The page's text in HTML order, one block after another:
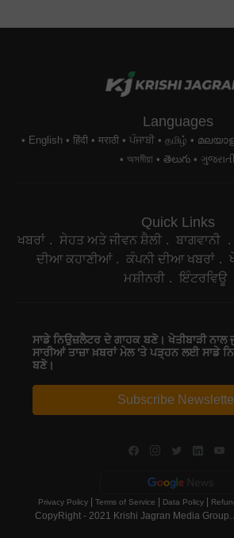
Languages
English हिंदी मराठी ਪੰਜਾਬੀ தமிழ்
অসমীয়া
తెలుగు ગુજરાતી
Quick Links
ਖਬਰਾਂ ਸੇਹਤ ਅਤੇ ਜੀਵਨ ਸ਼ੈਲੀ ਬਾਗਵਾਨੀ
ਦੀਆ ਕਹਾਣੀਆਂ
ਕੰਪਨੀ ਦੀਆ ਖਬਰਾਂ
ਮਸ਼ੀਨਰੀ
ਇੰਟਰਵਿਊ
ਸਾਡੇ ਨਿਉਜ਼ਲੈਟਰ ਦੇ ਗਾਹਕ ਬਣੋ। ਖੇਤੀਬਾੜੀ
ਸਾਰੀਆਂ ਤਾਜ਼ਾ ਖ਼ਬਰਾਂ ਮੇਲ 'ਤੇ ਪੜ੍ਹਨ ਲਈ ਸਾਡੇ
ਬਣੋ।
Subscribe
Privacy Policy Terms of Service Data Policy
CopyRight - 2021 Krishi Jagran Media Group.